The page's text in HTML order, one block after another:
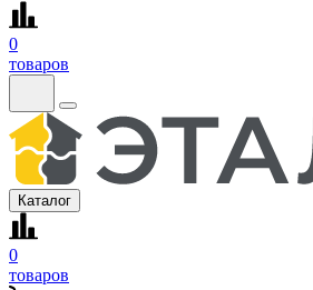
0
товаров
Каталог
0
товаров